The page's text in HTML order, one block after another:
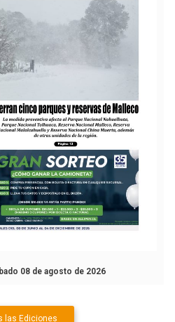
08 de agosto de 2026
las Ediciones